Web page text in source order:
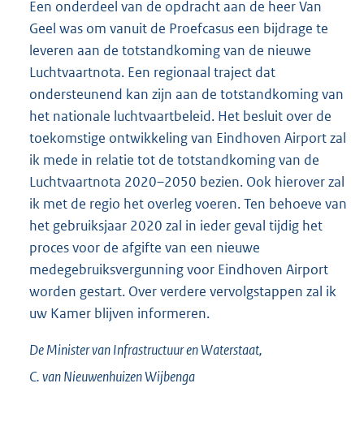
Een onderdeel van de opdracht aan de heer Van
Geel was om vanuit de Proefcasus een bijdrage te
leveren aan de totstandkoming van de nieuwe
Luchtvaartnota. Een regionaal traject dat
ondersteunend kan zijn aan de totstandkoming van
het nationale luchtvaartbeleid. Het besluit over de
toekomstige ontwikkeling van Eindhoven Airport zal
ik mede in relatie tot de totstandkoming van de
Luchtvaartnota 2020–2050 bezien. Ook hierover zal
ik met de regio het overleg voeren. Ten behoeve van
het gebruiksjaar 2020 zal in ieder geval tijdig het
proces voor de afgifte van een nieuwe
medegebruiksvergunning voor Eindhoven Airport
worden gestart. Over verdere vervolgstappen zal ik
uw Kamer blijven informeren.
De Minister van Infrastructuur en Waterstaat,
C. vanNieuwenhuizen Wijbenga